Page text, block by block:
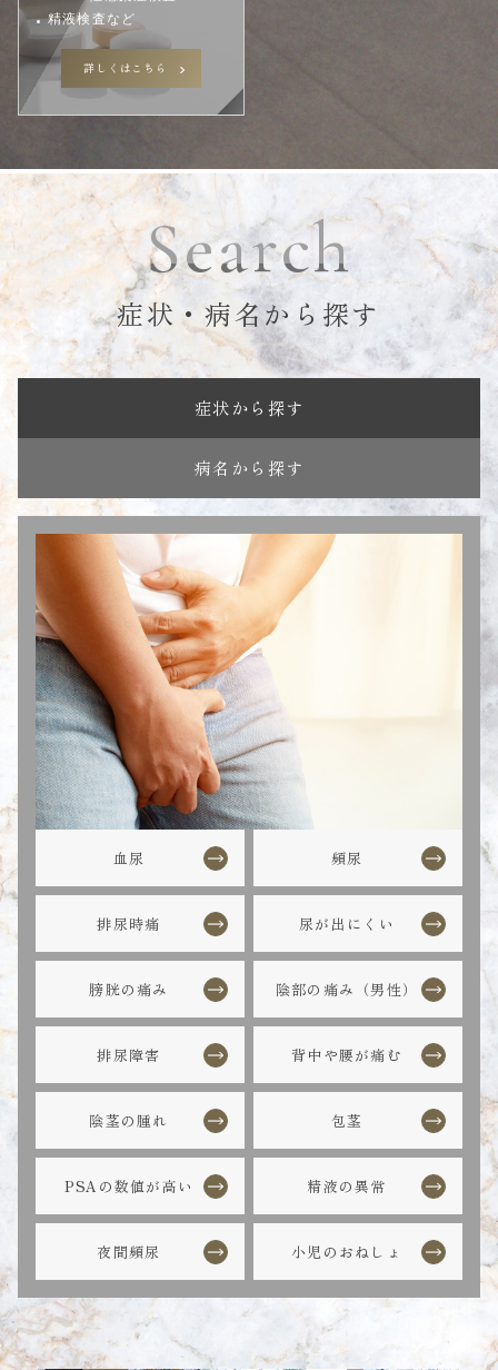
精液検査など
詳しくはこちら
Search
症状・病名から探す
症状から探す
病名から探す
血尿 頻尿
排尿時痛 尿が出にくい
膀胱の痛み 陰部の痛み（男性）
排尿障害 背中や腰が痛む
陰茎の腫れ 包茎
PSAの数値が高い 精液の異常
夜間頻尿 小児のおねしょ